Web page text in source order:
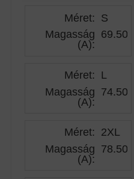
Méret: S
Magasság
(A):
69.50
Méret: L
Magasság
(A):
74.50
Méret: 2XL
Magasság
(A):
78.50